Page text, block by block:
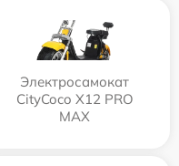
Электросамокат
CityCoco X12 PRO
MAX